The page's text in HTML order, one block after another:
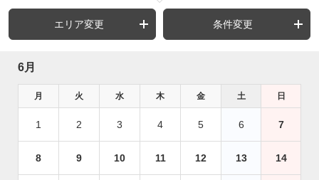
エリア変更 条件変更
6月
月 火 水 木 金 土 日
1 2 3 4 5 6 7
8 9 10 11 12 13 14